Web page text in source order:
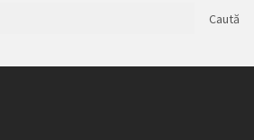
Caută